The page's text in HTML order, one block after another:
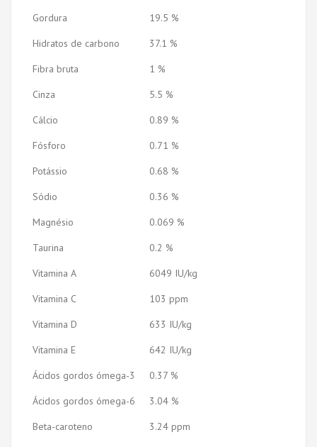
Gordura
19.5 %
Hidratos de carbono
37.1 %
Fibra bruta
1 %
Cinza
5.5 %
Cálcio
0.89 %
Fósforo
0.71 %
Potássio
0.68 %
Sódio
0.36 %
Magnésio
0.069 %
Taurina
0.2 %
Vitamina A
6049 IU/kg
Vitamina C
103 ppm
Vitamina D
633 IU/kg
Vitamina E
642 IU/kg
Ácidos gordos ómega-3
0.37 %
Ácidos gordos ómega-6
3.04 %
Beta-caroteno
3.24 ppm